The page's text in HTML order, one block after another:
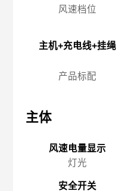
风速档位
主机+充电线+挂绳
产品标配
主体
风速电量显示
灯光
安全开关